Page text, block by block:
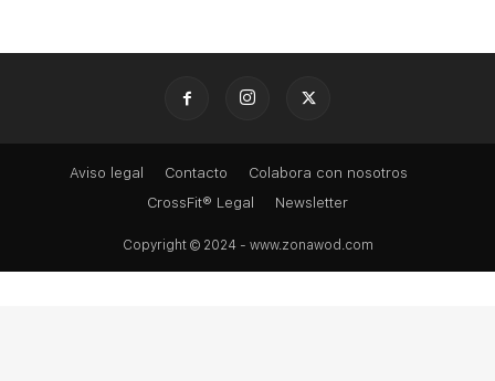
Aviso legal Contacto
Colabora con nosotros
CrossFit® Legal
Newsletter
Copyright © 2024 - www.zonawod.com